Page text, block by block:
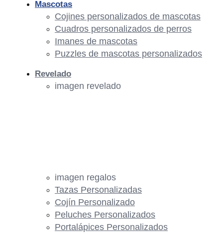
imagen regalos
Tazas Personalizadas
Cojín Personalizado
Peluches Personalizados
Portalápices Personalizados
Mascotas
Cojines personalizados de mascotas
Cuadros personalizados de perros
Imanes de mascotas
Puzzles de mascotas personalizados
Revelado
imagen revelado